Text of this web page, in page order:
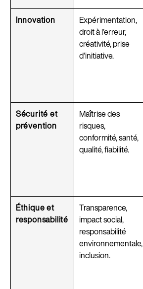
Innovation
Expérimentation,
droit à l’erreur,
créativité, prise
d’initiative.
Sécurité et
prévention
Maîtrise des
risques,
conformité, santé,
qualité, fiabilité.
Éthique et
responsabilité
Transparence,
impact social,
responsabilité
environnementale,
inclusion.